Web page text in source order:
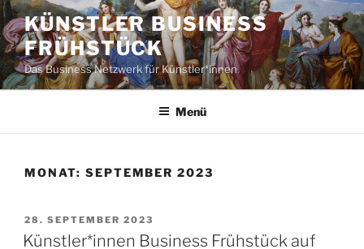
Zum
Inhalt
springen
KÜNSTLER BUSINESS
FRÜHSTÜCK
Das Business Netzwerk für Künstler*innen
Menü
MONAT: SEPTEMBER 2023
VERÖFFENTLICHT
AM
28. SEPTEMBER 2023
Künstler*innen Business Frühstück auf